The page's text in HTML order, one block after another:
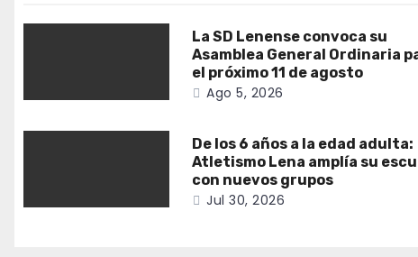
La SD Lenense convoca su
Asamblea General Ordinaria
el próximo 11 de agosto
Ago 5, 2026
De los 6 años a la edad adulta:
Atletismo Lena amplía su
con nuevos grupos
Jul 30, 2026